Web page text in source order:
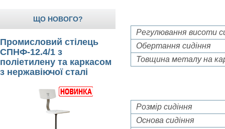
ЩО НОВОГО?
Промисловий стілець
СПНФ-12.4/1 з
поліетилену та каркасом
з нержавіючої сталі
Регулювання висоти
Обертання сидіння
Товщина металу на
Розмір сидіння
Основа сидіння